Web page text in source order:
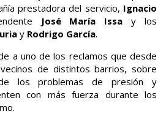
prestadora del servicio, Ignacio
José María Issa y los
y Rodrigo García.
a uno de los reclamos que desde
de distintos barrios, sobre
los problemas de presión y
con más fuerza durante los